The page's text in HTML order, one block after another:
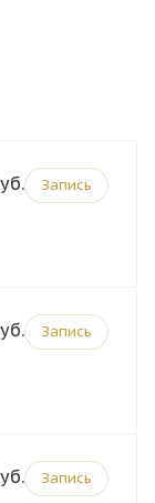
Запись
Запись
Запись